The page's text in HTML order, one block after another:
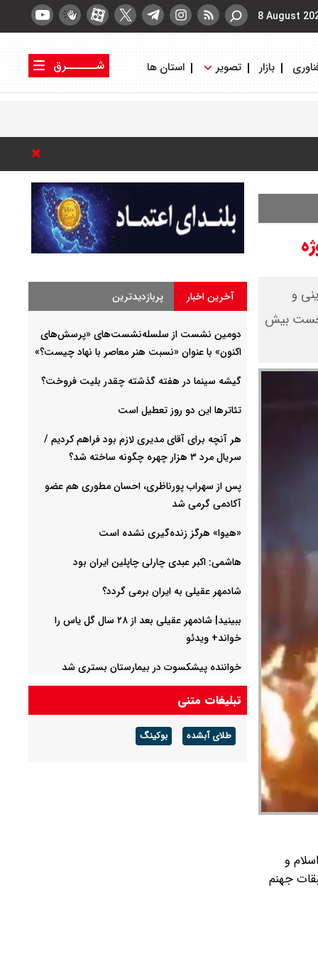
8 August
بازار تصویر استان ها
شــــــرق
دینی و
نخست بیش
و
جهنم
آخرین اخبار پربازدیدترین
دومین نشست از سلسله‌نشست‌های «پرسش‌های
اکنون» با عنوان «نسبت هنر معاصر با نهاد چیست؟»
گیشه سینما در هفته گذشته چقدر بلیت فروخت؟
تئاترها این دو روز تعطیل است
هر آنچه برای آقای مدیری لازم بود فراهم کردیم /
سریال مرد ۳ هزار چهره چگونه ساخته شد؟
پس از سهراب پورناظری، احسان مطوری هم عضو
آکادمی گرمی شد
«هیوا» هرگز زنده‌گیری نشده است
هاشمی: اکبر عبدی چارلی چاپلین ایران بود
شادمهر عقیلی به ایران برمی گردد؟
ببینید| شادمهر عقیلی بعد از ۲۸ سال گل یاس را
خواند+ ویدئو
خواننده پیشکسوت در بیمارستان بستری شد
تبلیغات متنی
طلای آبشده بوکینگ